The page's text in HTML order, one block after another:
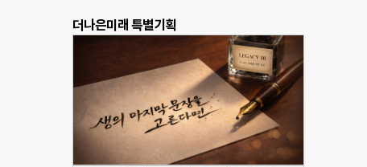
더나은미래 특별기획